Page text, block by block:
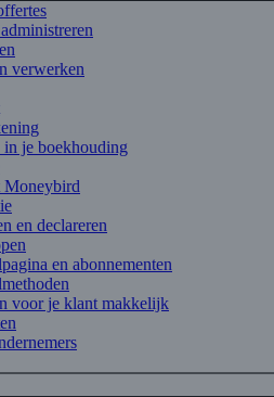
verwerken
in je boekhouding
en declareren
en abonnementen
voor je klant makkelijk